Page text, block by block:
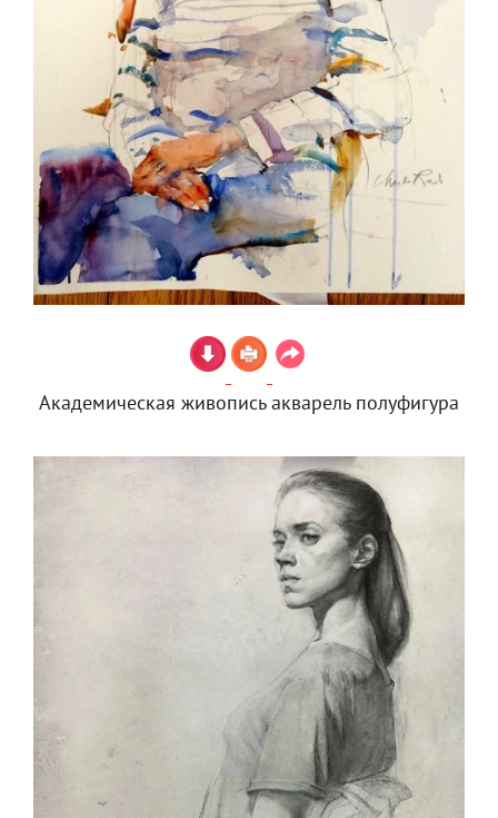
Академическая живопись акварель полуфигура